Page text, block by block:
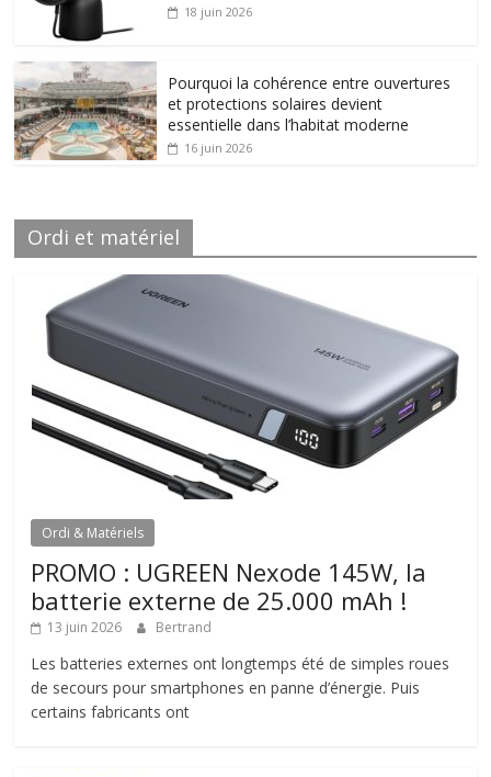
18 juin 2026
Pourquoi la cohérence entre ouvertures
et protections solaires devient
essentielle dans l’habitat moderne
16 juin 2026
Ordi et matériel
Ordi & Matériels
PROMO : UGREEN Nexode 145W, la
batterie externe de 25.000 mAh !
13 juin 2026 Bertrand
Les batteries externes ont longtemps été de simples roues
de secours pour smartphones en panne d’énergie. Puis
certains fabricants ont